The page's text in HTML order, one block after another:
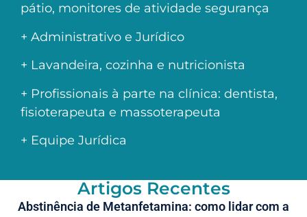
pátio, monitores de atividade segurança
+ Administrativo e Jurídico
+ Lavandeira, cozinha e nutricionista
+ Profissionais à parte na clínica: dentista,
fisioterapeuta e massoterapeuta
+ Equipe Jurídica
Artigos Recentes
Abstinência de Metanfetamina: como lidar com a